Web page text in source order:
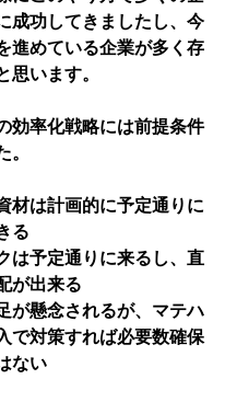
成功してきましたし、今
進めている企業が多く存
思います。
効率化戦略には前提条件
材は計画的に予定通りに
る
は予定通りに来るし、直
が出来る
が懸念されるが、マテハ
で対策すれば必要数確保
ない